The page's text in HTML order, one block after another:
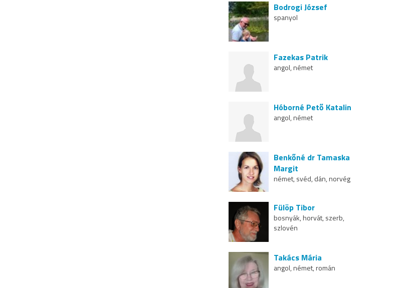
Bodrogi József
spanyol
Fazekas Patrik
angol, német
Hóborné Pető Katalin
angol, német
Benkőné dr Tamaska
Margit
német, svéd, dán, norvég
Fülöp Tibor
bosnyák, horvát, szerb,
szlovén
Takács Mária
angol, német, román